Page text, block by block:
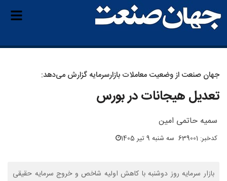
جهان صنعت از وضعیت معاملات بازارسرمایه گزارش می‌دهد:
تعدیل هیجانات در بورس
سمیه حاتمی امین
کدخبر: 639001 سه شنبه 9 تیر 1405
بازار سرمایه روز دوشنبه با کاهش اولیه شاخص و خروج سرمایه حقیقی